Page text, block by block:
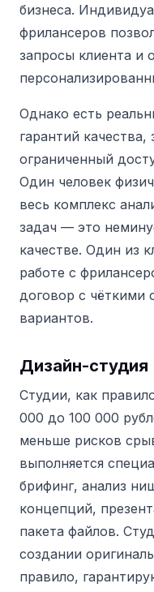
бизнеса.
фрилансеров
запросы клиента и
Однако есть
гарантий
ограниченный
Один человек
весь комплекс
задач — это
качестве. Один из
работе с
договор с чёткими
вариантов.
Дизайн-студия
Студии, как
000 до 100 000
меньше рисков
выполняется
брифинг, анализ
концепций,
пакета файлов.
создании
правило,